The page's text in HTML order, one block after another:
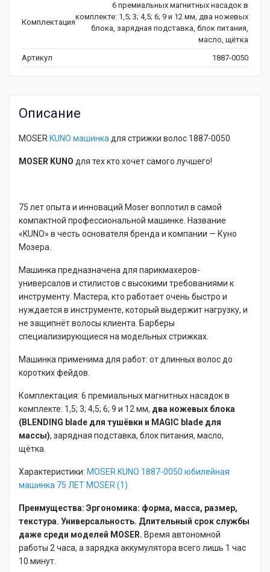
Комплектация
6 премиальных магнитных насадок в
комплекте: 1,5; 3; 4,5; 6; 9 и 12 мм, два ножевых
блока, зарядная подставка, блок питания,
масло, щётка
Артикул
1887-0050
Описание
MOSER KUNO машинка для стрижки волос 1887-0050
MOSER KUNO для тех кто хочет самого лучшего!
75 лет опыта и инноваций Moser воплотил в самой
компактной профессиональной машинке. Название
«KUNO» в честь основателя бренда и компании — Куно
Мозера.
Машинка предназначена для парикмахеров-
универсалов и стилистов с высокими требованиями к
инструменту. Мастера, кто работает очень быстро и
нуждается в инструменте, который выдержит нагрузку, и
не защипнёт волосы клиента. Барберы
специализирующиеся на модельных стрижках.
Машинка применима для работ: от длинных волос до
коротких фейдов.
Комплектация: 6 премиальных магнитных насадок в
комплекте: 1,5; 3; 4,5; 6; 9 и 12 мм, два ножевых блока
(BLENDING blade для тушёвки и MAGIC blade для
массы), зарядная подставка, блок питания, масло,
щётка.
Характеристики: MOSER KUNO 1887-0050 юбилейная
машинка 75 ЛЕТ MOSER (1)
Преимущества: Эргономика: форма, масса, размер,
текстура. Универсальность. Длительный срок службы
даже среди моделей MOSER. Время автономной
работы 2 часа, а зарядка аккумулятора всего лишь 1 час
10 минут.